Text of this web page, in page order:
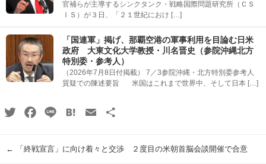
官補らが主導するシンクタンク・戦略国際問題研究所（ＣＳ
ＩＳ）が３日、「２１世紀におけ […]
「国連軍」掲げ、那覇空港の軍事利用を目論む日米
政府 大東文化大学教授・川名晋史（参院沖縄北方
特別委・参考人）
（2026年7月8日付掲載） 7／3参院沖縄・北方特別委参考人
質疑での陳述要旨 米国はこれまで世界中、そして日本 […]
TwitterFacebook
Line HatenaEmail
← 「終戦宣言」に向け着々と交渉 ２度目の米朝首脳会談開催で合意